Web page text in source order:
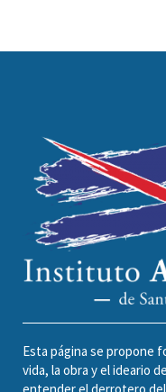
Esta página se propone
vida, la obra y el ideario